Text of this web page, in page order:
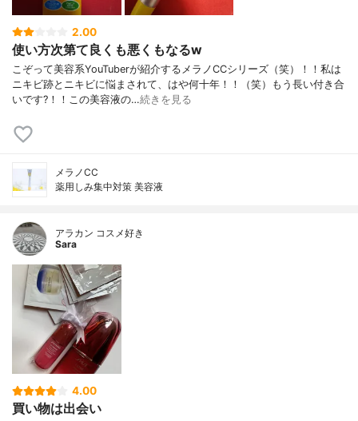
2.00
使い方次第て良くも悪くもなるw
こぞって美容系YouTuberが紹介するメラノCCシリーズ（笑）！！私は
ニキビ跡とニキビに悩まされて、はや何十年！！（笑）もう長い付き合
いです?！！この美容液の…続きを見る
メラノCC
薬用しみ集中対策 美容液
アラカン コスメ好き
Sara
4.00
買い物は出会い